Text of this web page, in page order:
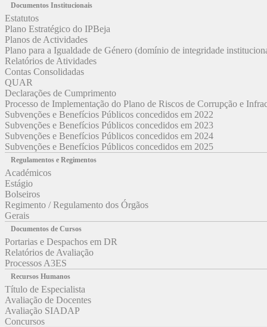
Documentos Institucionais
Estatutos
Plano Estratégico do IPBeja
Planos de Actividades
Plano para a Igualdade de Género (domínio de integridade
Relatórios de Atividades
Contas Consolidadas
QUAR
Declarações de Cumprimento
Processo de Implementação do Plano de Riscos de Corrupção e
Subvenções e Benefícios Públicos concedidos em 2022
Subvenções e Benefícios Públicos concedidos em 2023
Subvenções e Benefícios Públicos concedidos em 2024
Subvenções e Benefícios Públicos concedidos em 2025
Regulamentos e Regimentos
Académicos
Estágio
Bolseiros
Regimento / Regulamento dos Órgãos
Gerais
Documentos de Cursos
Portarias e Despachos em DR
Relatórios de Avaliação
Processos A3ES
Recursos Humanos
Título de Especialista
Avaliação de Docentes
Avaliação SIADAP
Concursos